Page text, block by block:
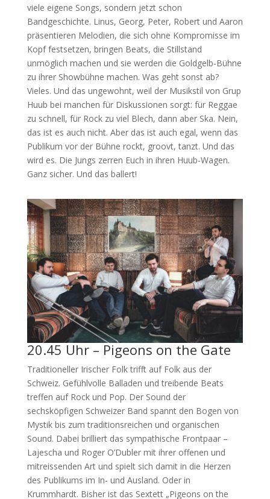
viele eigene Songs, sondern jetzt schon
Bandgeschichte. Linus, Georg, Peter, Robert und Aaron
präsentieren Melodien, die sich ohne Kompromisse im
Kopf festsetzen, bringen Beats, die Stillstand
unmöglich machen und sie werden die Goldgelb-Bühne
zu ihrer Showbühne machen. Was geht sonst ab?
Vieles. Und das ungewohnt, weil der Musikstil von Grup
Huub bei manchen für Diskussionen sorgt: für Reggae
zu schnell, für Rock zu viel Blech, dann aber Ska. Nein,
das ist es auch nicht. Aber das ist auch egal, wenn das
Publikum vor der Bühne rockt, groovt, tanzt. Und das
wird es. Die Jungs zerren Euch in ihren Huub-Wagen.
Ganz sicher. Und das ballert!
20.45 Uhr – Pigeons on the Gate
Traditioneller Irischer Folk trifft auf Folk aus der
Schweiz. Gefühlvolle Balladen und treibende Beats
treffen auf Rock und Pop. Der Sound der
sechsköpfigen Schweizer Band spannt den Bogen von
Mystik bis zum traditionsreichen und organischen
Sound. Dabei brilliert das sympathische Frontpaar –
Lajescha und Roger O’Dubler mit ihrer offenen und
mitreissenden Art und spielt sich damit in die Herzen
des Publikums im In- und Ausland. Oder in
Krummhardt. Bisher ist das Sextett „Pigeons on the